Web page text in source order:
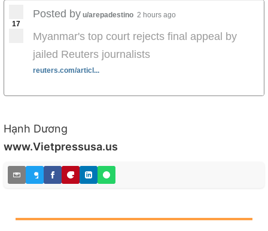
17
Posted by u/arepadestino 2 hours ago
Myanmar's top court rejects final appeal by
jailed Reuters journalists
reuters.com/articl...
Hạnh Dương
www.Vietpressusa.us